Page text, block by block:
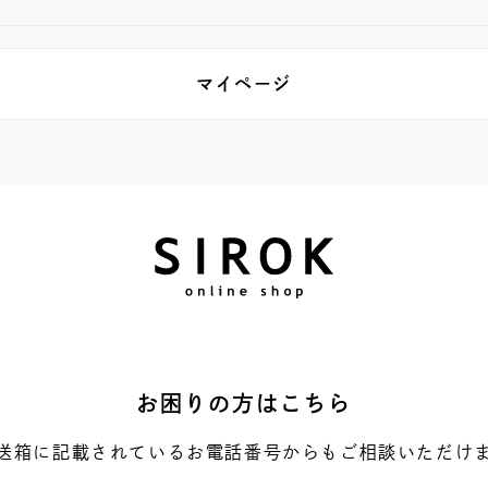
マイページ
お困りの方はこちら
箱に記載されているお電話番号からもご相談いただけ